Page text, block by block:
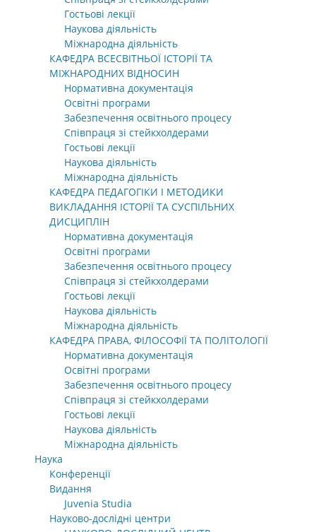
Гостьові лекції
Наукова діяльність
Міжнародна діяльність
КАФЕДРА ВСЕСВІТНЬОЇ ІСТОРІЇ ТА
МІЖНАРОДНИХ ВІДНОСИН
Нормативна документація
Освітні програми
Забезпечення освітнього процесу
Співпраця зі стейкхолдерами
Гостьові лекції
Наукова діяльність
Міжнародна діяльність
КАФЕДРА ПЕДАГОГІКИ І МЕТОДИКИ
ВИКЛАДАННЯ ІСТОРІЇ ТА СУСПІЛЬНИХ
ДИСЦИПЛІН
Нормативна документація
Освітні програми
Забезпечення освітнього процесу
Співпраця зі стейкхолдерами
Гостьові лекції
Наукова діяльність
Міжнародна діяльність
КАФЕДРА ПРАВА, ФІЛОСОФІЇ ТА ПОЛІТОЛОГІЇ
Нормативна документація
Освітні програми
Забезпечення освітнього процесу
Співпраця зі стейкхолдерами
Гостьові лекції
Наукова діяльність
Міжнародна діяльність
Наука
Конференції
Видання
Juvenia Studia
Науково-дослідні центри